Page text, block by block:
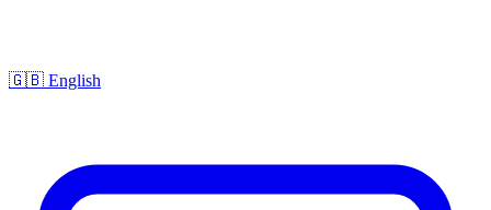
🇬🇧 English